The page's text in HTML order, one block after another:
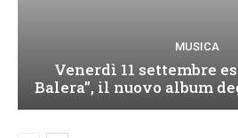
MUSICA
Venerdì 11 settembre
Balera”, il nuovo album